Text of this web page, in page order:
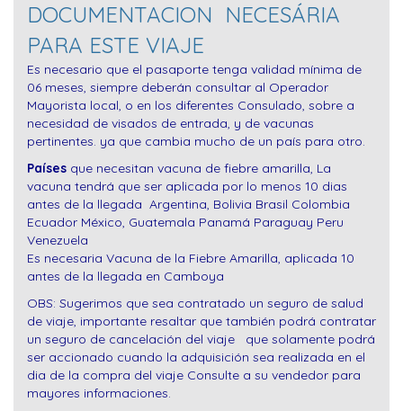
DOCUMENTACION NECESÁRIA
PARA ESTE VIAJE
Es necesario que el pasaporte tenga validad mínima de
06 meses, siempre deberán consultar al Operador
Mayorista local, o en los diferentes Consulado, sobre a
necesidad de visados de entrada, y de vacunas
pertinentes. ya que cambia mucho de un país para otro.
Países que necesitan vacuna de fiebre amarilla, La
vacuna tendrá que ser aplicada por lo menos 10 dias
antes de la llegada Argentina, Bolivia Brasil Colombia
Ecuador México, Guatemala Panamá Paraguay Peru
Venezuela
Es necesaria Vacuna de la Fiebre Amarilla, aplicada 10
antes de la llegada en Camboya
OBS: Sugerimos que sea contratado un seguro de salud
de viaje, importante resaltar que también podrá contratar
un seguro de cancelación del viaje que solamente podrá
ser accionado cuando la adquisición sea realizada en el
dia de la compra del viaje Consulte a su vendedor para
mayores informaciones.